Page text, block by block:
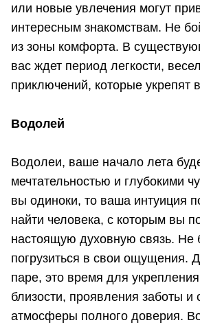
или новые увлечения могут
интересным знакомствам. Не
из зоны комфорта. В
вас ждет период легкости,
приключений, которые укрепят
Водолей
Водолеи, ваше начало лета
мечтательностью и глубокими
вы одиноки, то ваша интуиция
найти человека, с которым вы
настоящую духовную связь. Не
погрузиться в свои ощущения.
паре, это время для
близости, проявления заботы и
атмосферы полного доверия.